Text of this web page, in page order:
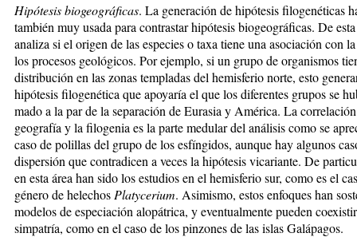
Hipótesis biogeográficas. La generación de hipótesis fi­lo­genéticas
también muy usada para contrastar hi­pó­te­sis biogeográficas. De
analiza si el ­ori­gen de las especies o taxa tiene una asociación con
los procesos geológicos. Por ejemplo, si un gru­po de orga­nis­mos
distribución en las zonas tem­pla­das del hemisferio norte, esto
hipótesis filogenética que apo­ya­ría el que los diferentes gru­pos se
mado a la par de la sepa­ra­ción de Eu­ra­sia y América. La
geografía y la filogenia es la parte me­du­lar del análisis como se
caso de polillas del grupo de los esfíngidos, aunque hay algunos
dispersión que contradicen a veces la hipótesis vicariante. De
en esta área han sido los estudios en el hemisferio sur, como es el
género de helechos Platycerium. Asimismo, estos enfoques han
modelos de especiación alopátrica, y even­tual­mente pueden
simpatría, como en el caso de los pinzones de las islas Galápagos.